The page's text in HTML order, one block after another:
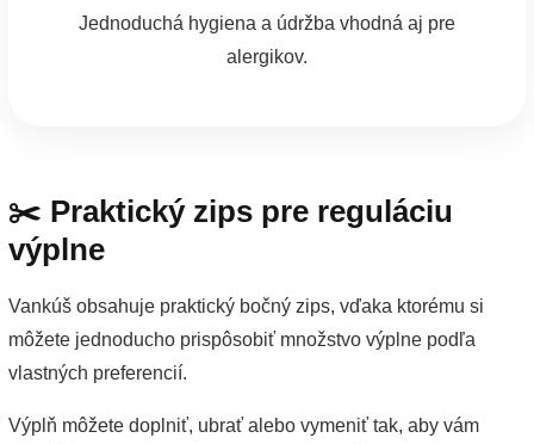
Jednoduchá hygiena a údržba vhodná aj pre
alergikov.
✂️ Praktický zips pre reguláciu
výplne
Vankúš obsahuje praktický bočný zips, vďaka ktorému si
môžete jednoducho prispôsobiť množstvo výplne podľa
vlastných preferencií.
Výplň môžete doplniť, ubrať alebo vymeniť tak, aby vám